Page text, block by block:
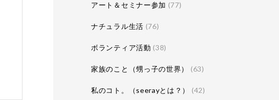
アート＆セミナー参加 (77)
ナチュラル生活 (76)
ボランティア活動 (38)
家族のこと（甥っ子の世界） (63)
私のコト。（seerayとは？） (42)